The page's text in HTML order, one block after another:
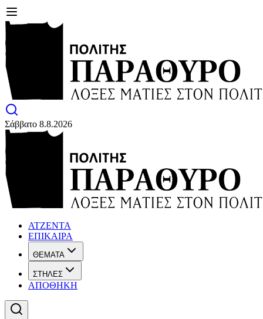
Σάββατο 8.8.2026
ΑΤΖΕΝΤΑ
ΕΠΙΚΑΙΡΑ
ΘΕΜΑΤΑ
ΣΤΗΛΕΣ
ΑΠΟΘΗΚΗ